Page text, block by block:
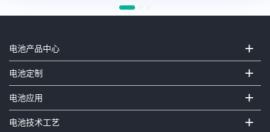
电池产品中心 +
电池定制 +
电池应用 +
电池技术工艺 +